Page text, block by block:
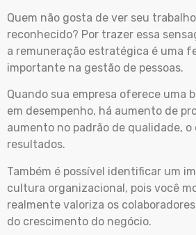
Quem não gosta de ver seu
reconhecido? Por trazer essa
a remuneração estratégica é uma
importante na gestão de pessoas.
Quando sua empresa oferece uma
em desempenho, há aumento de
aumento no padrão de qualidade,
resultados.
Também é possível identificar um
cultura organizacional, pois você
realmente valoriza os
do crescimento do negócio.